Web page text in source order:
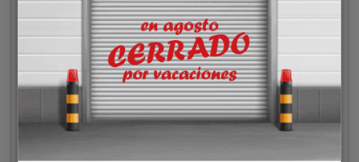
Acceder
Nombre de usuario